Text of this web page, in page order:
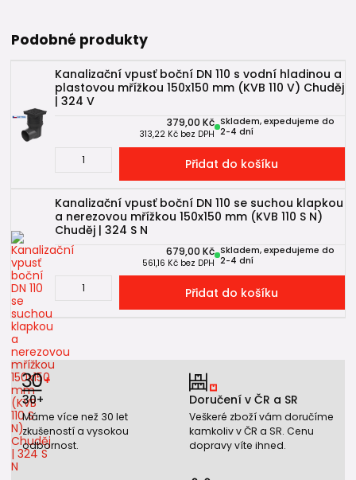
Podobné produkty
Kanalizační vpusť boční DN 110 s vodní hladinou a
plastovou mřížkou 150x150 mm (KVB 110 V) Chuděj
| 324 V
379,00 Kč
313,22 Kč bez DPH
Skladem, expedujeme do
2-4 dní
Přidat do košíku
Kanalizační vpusť boční DN 110 se suchou klapkou
a nerezovou mřížkou 150x150 mm (KVB 110 S N)
Chuděj | 324 S N
679,00 Kč
561,16 Kč bez DPH
Skladem, expedujeme do
2-4 dní
Přidat do košíku
30+
Máme více než 30 let
zkušeností a vysokou
odbornost.
Doručení v ČR a SR
Veškeré zboží vám doručíme
kamkoliv v ČR a SR. Cenu
dopravy víte ihned.